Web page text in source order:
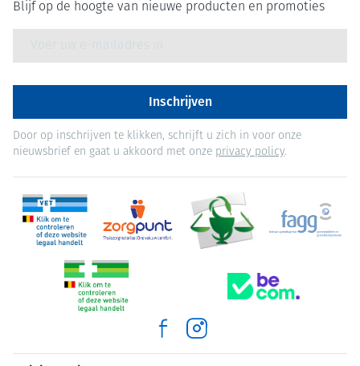
Blijf op de hoogte van nieuwe producten en promoties
Inschrijven
Door op inschrijven te klikken, schrijft u zich in voor onze
nieuwsbrief en gaat u akkoord met onze privacy policy.